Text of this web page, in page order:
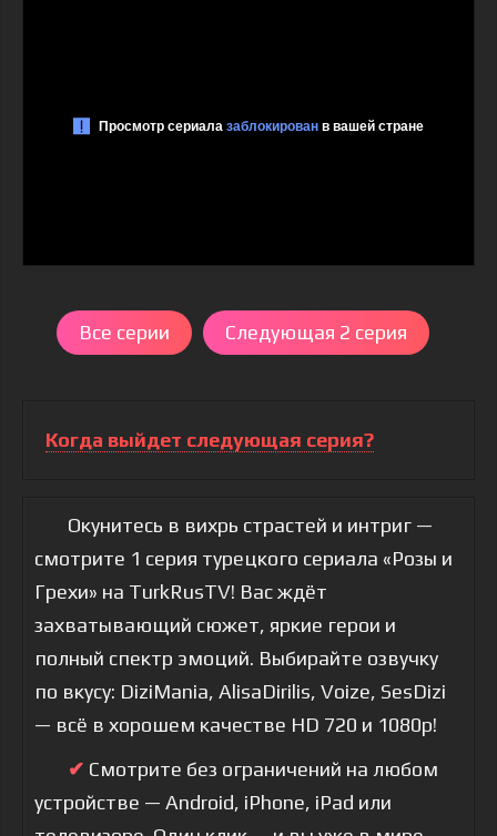
Все серии Следующая 2 серия
Когда выйдет следующая серия?
Окунитесь в вихрь страстей и интриг —
смотрите 1 серия турецкого сериала «Розы и
Грехи» на TurkRusTV! Вас ждёт
захватывающий сюжет, яркие герои и
полный спектр эмоций. Выбирайте озвучку
по вкусу: DiziMania, AlisaDirilis, Voize, SesDizi
— всё в хорошем качестве HD 720 и 1080p!
✔ Смотрите без ограничений на любом
устройстве — Android, iPhone, iPad или